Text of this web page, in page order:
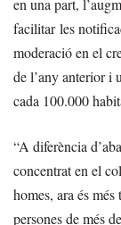
facilitar les
moderació en el
de l’any anterior i
cada 100.000
“A diferència
concentrat en el
homes, ara és
persones de més